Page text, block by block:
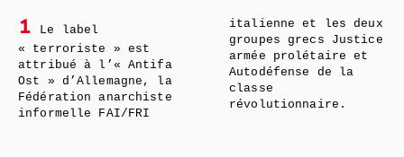
1
Le label
« terroriste » est
attribué à l’« Antifa
Ost » d’Allemagne, la
Fédération anarchiste
informelle FAI/FRI
italienne et les deux
groupes grecs Justice
armée prolétaire et
Autodéfense de la
classe
révolutionnaire.